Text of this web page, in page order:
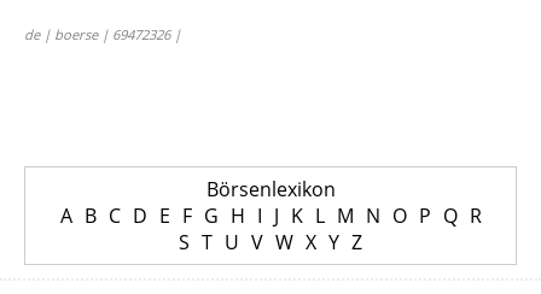
de | boerse | 69472326 |
Börsenlexikon
A B C D E F G H I J K L M N O P Q R
S T U V W X Y Z